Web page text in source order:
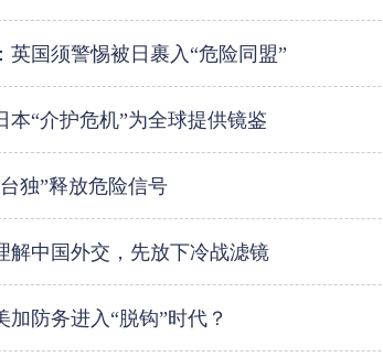
英国须警惕被日裹入“危险同盟”
本“介护危机”为全球提供镜鉴
独”释放危险信号
解中国外交，先放下冷战滤镜
加防务进入“脱钩”时代？